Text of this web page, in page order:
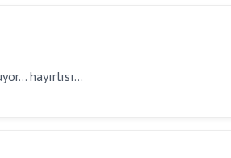
hayırlısı...